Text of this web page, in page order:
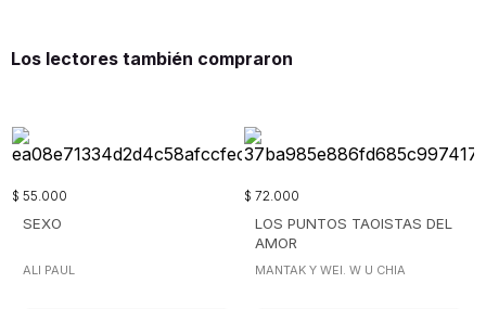
Los lectores también compraron
$ 55.000
SEXO
ALI PAUL
$ 72.000
LOS PUNTOS TAOISTAS DEL
AMOR
MANTAK Y WEI. W U CHIA